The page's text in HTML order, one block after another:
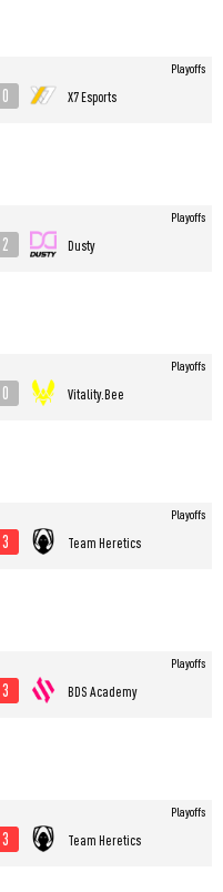
0 X7 Esports
Playoffs
2 Dusty
Playoffs
0 Vitality.Bee
Playoffs
3 Team Heretics
Playoffs
3 BDS Academy
Playoffs
3 Team Heretics
Playoffs